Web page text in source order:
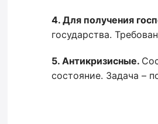
4. Для получения
государства.
5. Антикризисные.
состояние. Задача –